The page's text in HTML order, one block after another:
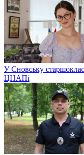
У Сновську
ЦНАПі